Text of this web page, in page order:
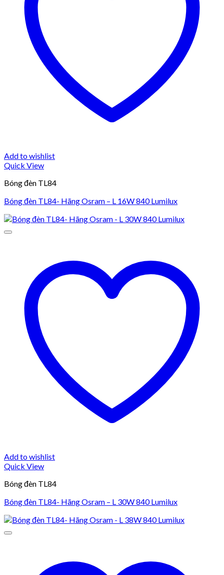
Add to wishlist
Quick View
Bóng đèn TL84
Bóng đèn TL84- Hãng Osram – L 16W 840 Lumilux
Add to wishlist
Quick View
Bóng đèn TL84
Bóng đèn TL84- Hãng Osram – L 30W 840 Lumilux